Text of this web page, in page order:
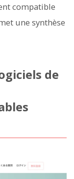
compatible
une synthèse
de